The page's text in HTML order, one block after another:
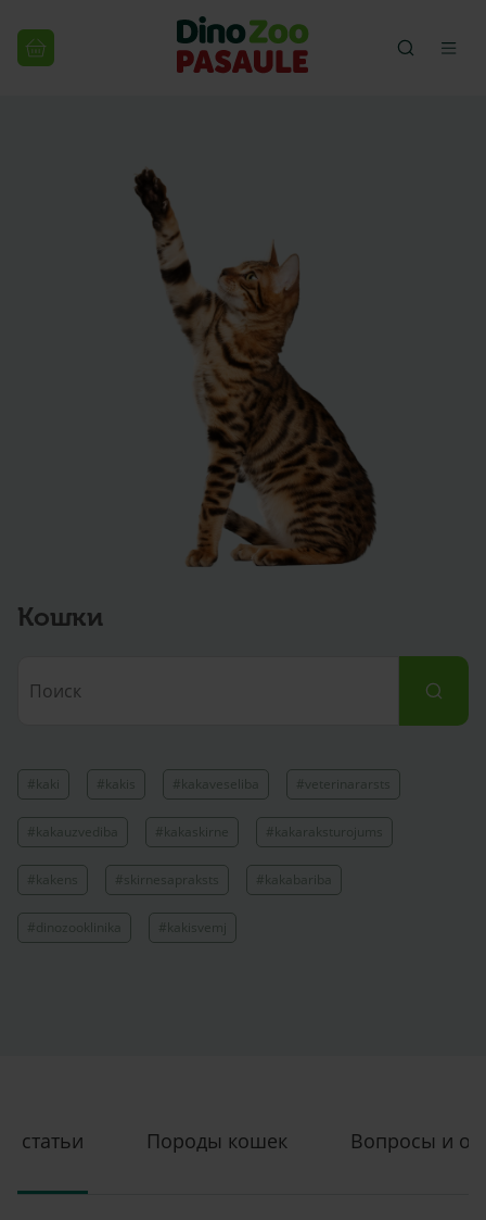
Кошки
#kaki #kakis #kakaveseliba #veterinararsts
#kakauzvediba #kakaskirne #kakaraksturojums
#kakens #skirnesapraksts #kakabariba
#dinozooklinika #kakisvemj
статьи Породы кошек Вопросы и